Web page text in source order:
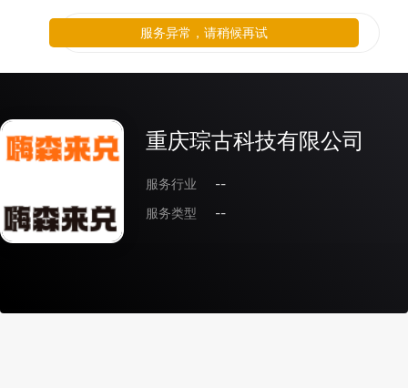
重庆琮古科技有限公司
服务行业
--
服务类型
--
服务异常，请稍候再试